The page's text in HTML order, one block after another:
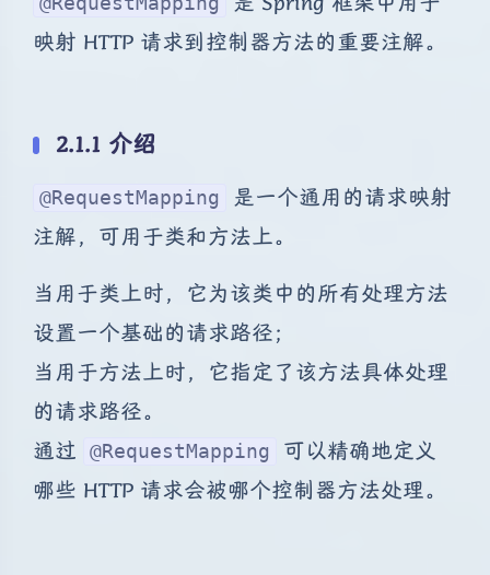
映射 HTTP 请求到控制器方法的重要注解。
2.1.1 介绍
@RequestMapping
是一个通用的请求映射
注解，可用于类和方法上。
当用于类上时，它为该类中的所有处理方法
设置一个基础的请求路径；
当用于方法上时，它指定了该方法具体处理
的请求路径。
通过
@RequestMapping
可以精确地定义
哪些 HTTP 请求会被哪个控制器方法处理。